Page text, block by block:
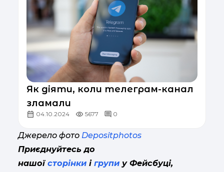
Як діяти, коли телеграм-канал
зламали
04.10.2024 5677 0
Джерело фото Depositphotos
Приєднуйтесь до
нашої сторінки і групи у Фейсбуці,